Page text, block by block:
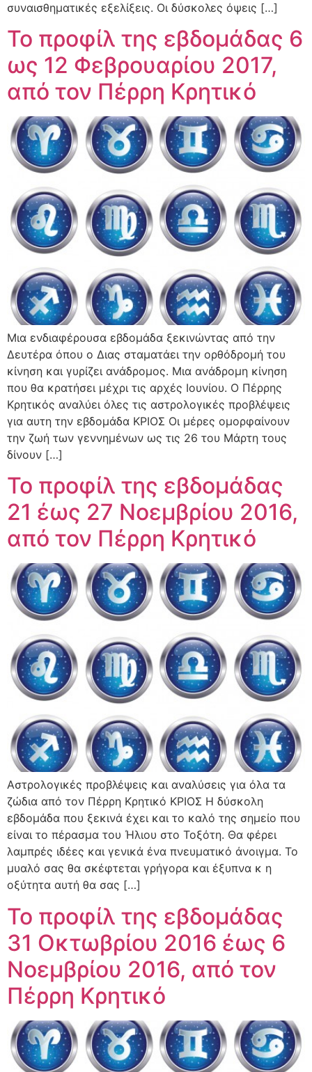
συναισθηματικές εξελίξεις. Οι δύσκολες όψεις […]
Το προφίλ της εβδομάδας 6
ως 12 Φεβρουαρίου 2017,
από τον Πέρρη Κρητικό
Μια ενδιαφέρουσα εβδομάδα ξεκινώντας από την
Δευτέρα όπου ο Διας σταματάει την ορθόδρομή του
κίνηση και γυρίζει ανάδρομος. Μια ανάδρομη κίνηση
που θα κρατήσει μέχρι τις αρχές Ιουνίου. Ο Πέρρης
Κρητικός αναλύει όλες τις αστρολογικές προβλέψεις
για αυτη την εβδομάδα ΚΡΙΟΣ Οι μέρες ομορφαίνουν
την ζωή των γεννημένων ως τις 26 του Μάρτη τους
δίνουν […]
Το προφίλ της εβδομάδας
21 έως 27 Νοεμβρίου 2016,
από τον Πέρρη Κρητικό
Αστρολογικές προβλέψεις και αναλύσεις για όλα τα
ζώδια από τον Πέρρη Κρητικό ΚΡΙΟΣ Η δύσκολη
εβδομάδα που ξεκινά έχει και το καλό της σημείο που
είναι το πέρασμα του Ήλιου στο Τοξότη. Θα φέρει
λαμπρές ιδέες και γενικά ένα πνευματικό άνοιγμα. Το
μυαλό σας θα σκέφτεται γρήγορα και έξυπνα κ η
οξύτητα αυτή θα σας […]
Το προφίλ της εβδομάδας
31 Οκτωβρίου 2016 έως 6
Νοεμβρίου 2016, από τον
Πέρρη Κρητικό